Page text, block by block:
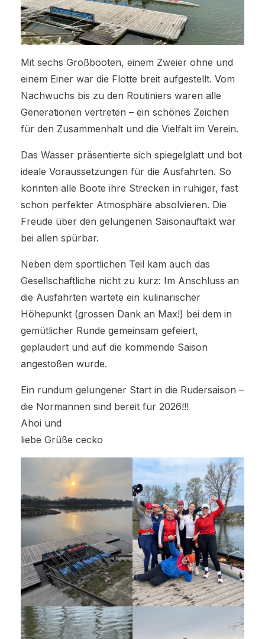
Mit sechs Großbooten, einem Zweier ohne und
einem Einer war die Flotte breit aufgestellt. Vom
Nachwuchs bis zu den Routiniers waren alle
Generationen vertreten – ein schönes Zeichen
für den Zusammenhalt und die Vielfalt im Verein.
Das Wasser präsentierte sich spiegelglatt und bot
ideale Voraussetzungen für die Ausfahrten. So
konnten alle Boote ihre Strecken in ruhiger, fast
schon perfekter Atmosphäre absolvieren. Die
Freude über den gelungenen Saisonauftakt war
bei allen spürbar.
Neben dem sportlichen Teil kam auch das
Gesellschaftliche nicht zu kurz: Im Anschluss an
die Ausfahrten wartete ein kulinarischer
Höhepunkt (grossen Dank an Max!) bei dem in
gemütlicher Runde gemeinsam gefeiert,
geplaudert und auf die kommende Saison
angestoßen wurde.
Ein rundum gelungener Start in die Rudersaison –
die Normannen sind bereit für 2026!!!
Ahoi und
liebe Grüße cecko